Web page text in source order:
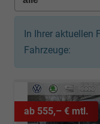
In Ihrer aktuellen
Fahrzeuge:
ab 555,– € mtl.